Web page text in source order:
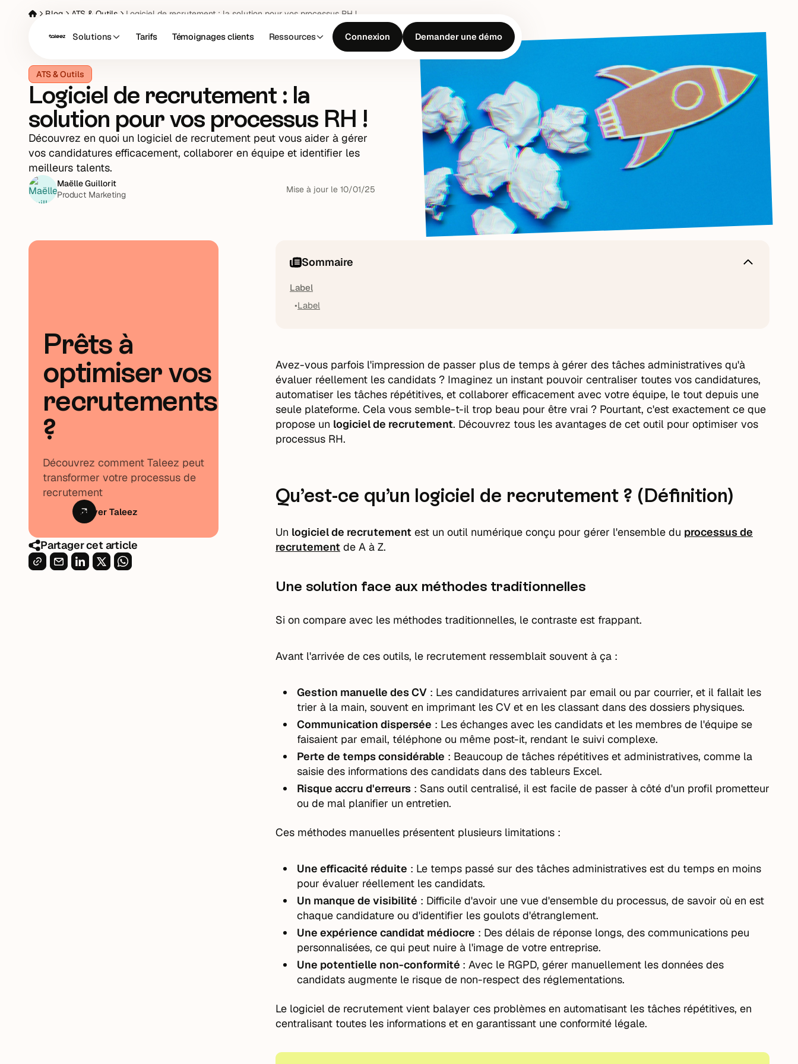
Solutions Tarifs Témoignages clients Ressources Connexion Demander une démo
Blog ATS & Outils Logiciel de recrutement : la solution pour vos processus RH !
ATS & Outils
Logiciel de recrutement : la
solution pour vos processus RH !
Découvrez en quoi un logiciel de recrutement peut vous aider à gérer
vos candidatures efficacement, collaborer en équipe et identifier les
meilleurs talents.
Maëlle Guillorit
Product Marketing
Mise à jour le 10/01/25
Prêts à
optimiser vos
recrutements
?
Découvrez comment Taleez peut
transformer votre processus de
recrutement
Essayer Taleez
Partager cet article
Sommaire
Label
Label
Avez-vous parfois l'impression de passer plus de temps à gérer des tâches administratives qu'à
évaluer réellement les candidats ? Imaginez un instant pouvoir centraliser toutes vos candidatures,
automatiser les tâches répétitives, et collaborer efficacement avec votre équipe, le tout depuis une
seule plateforme. Cela vous semble-t-il trop beau pour être vrai ? Pourtant, c'est exactement ce que
propose un logiciel de recrutement. Découvrez tous les avantages de cet outil pour optimiser vos
processus RH.
Qu’est-ce qu’un logiciel de recrutement ? (Définition)
Un logiciel de recrutement est un outil numérique conçu pour gérer l'ensemble du processus de
recrutement de A à Z.
Une solution face aux méthodes traditionnelles
Si on compare avec les méthodes traditionnelles, le contraste est frappant.
Avant l'arrivée de ces outils, le recrutement ressemblait souvent à ça :
Gestion manuelle des CV : Les candidatures arrivaient par email ou par courrier, et il fallait les
trier à la main, souvent en imprimant les CV et en les classant dans des dossiers physiques.
Communication dispersée : Les échanges avec les candidats et les membres de l'équipe se
faisaient par email, téléphone ou même post-it, rendant le suivi complexe.
Perte de temps considérable : Beaucoup de tâches répétitives et administratives, comme la
saisie des informations des candidats dans des tableurs Excel.
Risque accru d'erreurs : Sans outil centralisé, il est facile de passer à côté d'un profil prometteur
ou de mal planifier un entretien.
Ces méthodes manuelles présentent plusieurs limitations :
Une efficacité réduite : Le temps passé sur des tâches administratives est du temps en moins
pour évaluer réellement les candidats.
Un manque de visibilité : Difficile d'avoir une vue d'ensemble du processus, de savoir où en est
chaque candidature ou d'identifier les goulots d'étranglement.
Une expérience candidat médiocre : Des délais de réponse longs, des communications peu
personnalisées, ce qui peut nuire à l'image de votre entreprise.
Une potentielle non-conformité : Avec le RGPD, gérer manuellement les données des
candidats augmente le risque de non-respect des réglementations.
Le logiciel de recrutement vient balayer ces problèmes en automatisant les tâches répétitives, en
centralisant toutes les informations et en garantissant une conformité légale.